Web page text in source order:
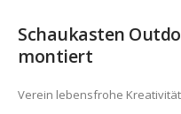
Schaukasten
montiert
Verein lebensfrohe Kreativität